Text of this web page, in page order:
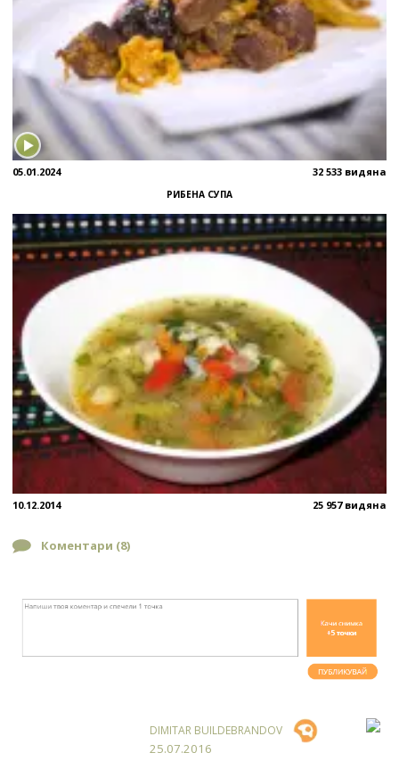
05.01.2024 32 533 видяна
РИБЕНА СУПА
10.12.2014 25 957 видяна
Коментари (8)
DIMITAR BUILDEBRANDOV
25.07.2016